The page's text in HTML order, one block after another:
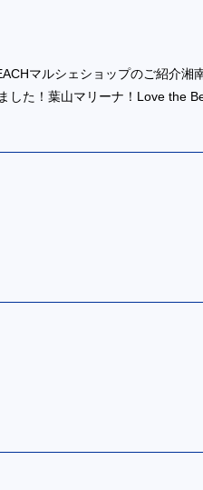
マルシェショップのご紹介湘
した！葉山マリーナ！Love the